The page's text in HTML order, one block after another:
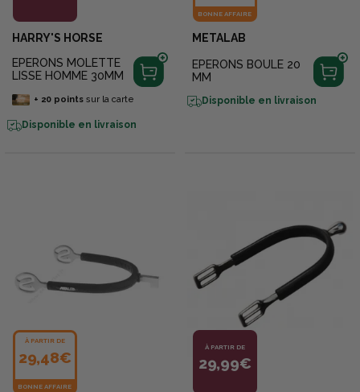
HARRY'S HORSE
EPERONS MOLETTE
LISSE HOMME 30MM
+ 20pointssur la carte
Disponible en livraison
BONNE AFFAIRE
METALAB
EPERONS BOULE 20
MM
Disponible en livraison
À PARTIR DE
29,48€
BONNE AFFAIRE
À PARTIR DE
29,99€